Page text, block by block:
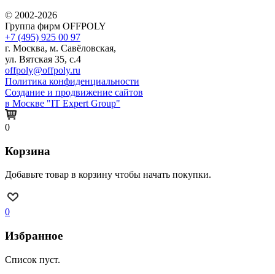
© 2002-2026
Группа фирм OFFPOLY
+7 (495) 925 00 97
г. Москва, м. Савёловская,
ул. Вятская 35, с.4
offpoly@offpoly.ru
Политика конфиденциальности
Создание и продвижение сайтов
в Москве "IT Expert Group"
0
Корзина
Добавьте товар в корзину чтобы начать покупки.
0
Избранное
Список пуст.